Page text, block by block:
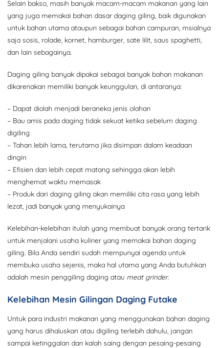
Selain bakso, masih banyak macam-macam makanan yang lain
yang juga memakai bahan dasar daging giling, baik digunakan
untuk bahan utama ataupun sebagai bahan campuran, msialnya
saja sosis, rolade, kornet, hamburger, sate lilit, saus spaghetti,
dan lain sebagainya.
Daging giling banyak dipakai sebagai banyak bahan makanan
dikarenakan memiliki banyak keunggulan, di antaranya:
– Dapat diolah menjadi beraneka jenis olahan
– Bau amis pada daging tidak sekuat ketika sebelum daging
digiling
– Tahan lebih lama, terutama jika disimpan dalam keadaan
dingin
– Efisien dan lebih cepat matang sehingga akan lebih
menghemat waktu memasak
– Produk dari daging giling akan memiliki cita rasa yang lebih
lezat, jadi banyak yang menyukainya
Kelebihan-kelebihan itulah yang membuat banyak orang tertarik
untuk menjalani usaha kuliner yang memakai bahan daging
giling. Bila Anda sendiri sudah mempunyai agenda untuk
membuka usaha sejenis, maka hal utama yang Anda butuhkan
adalah mesin penggiling daging atau meat grinder.
Kelebihan Mesin Gilingan Daging Futake
Untuk para industri makanan yang menggunakan bahan daging
yang harus dihaluskan atau digiling terlebih dahulu, jangan
sampai ketinggalan dan kalah saing dengan pesaing-pesaing